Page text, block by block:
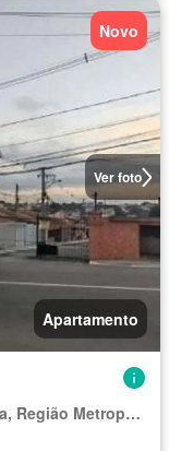
Ver foto
Novo
Apartamento
Região Geográfica Imediata de Curitiba, Região Metropolitana de Curitiba